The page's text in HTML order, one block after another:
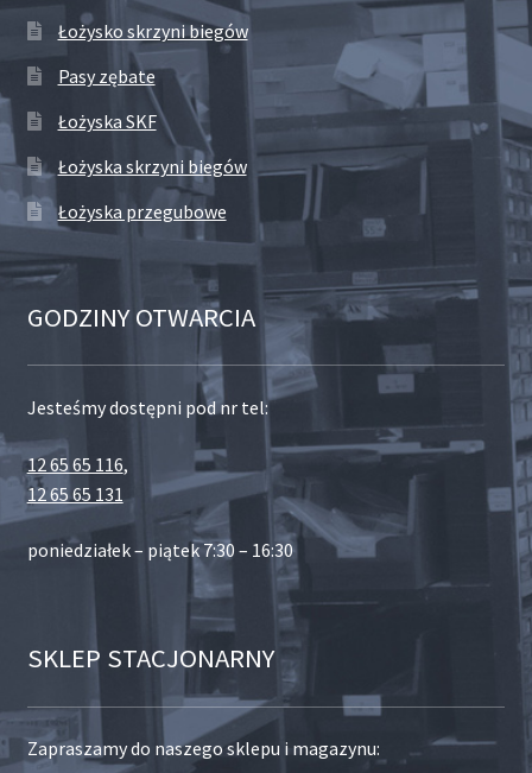
Łożysko skrzyni biegów
Pasy zębate
Łożyska SKF
Łożyska skrzyni biegów
Łożyska przegubowe
GODZINY OTWARCIA
Jesteśmy dostępni pod nr tel:
12 65 65 116,
12 65 65 131
poniedziałek – piątek 7:30 – 16:30
SKLEP STACJONARNY
Zapraszamy do naszego sklepu i magazynu: